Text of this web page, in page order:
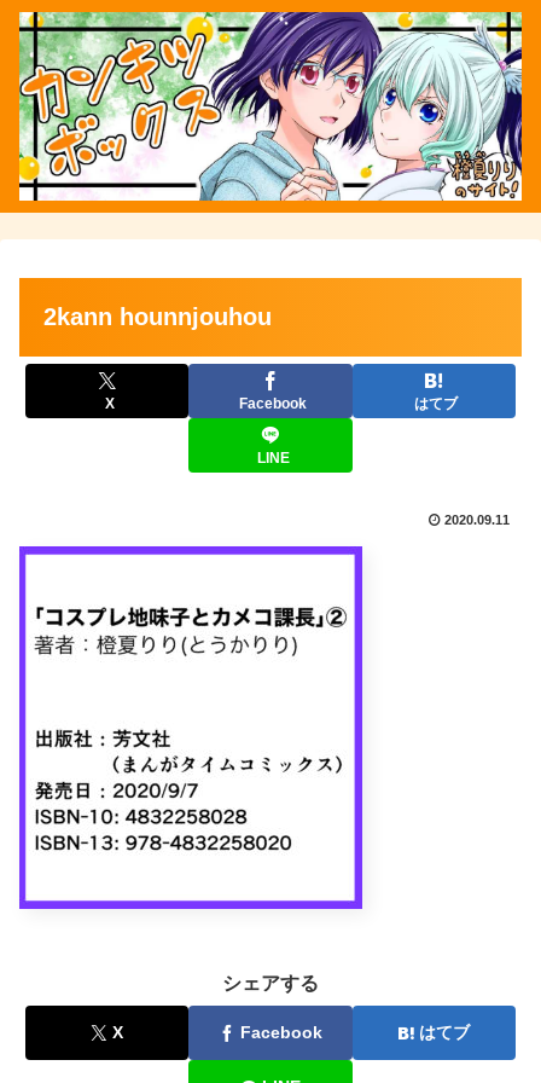
2kann hounnjouhou
X Facebook はてブ
LINE
2020.09.11
シェアする
X Facebook はてブ